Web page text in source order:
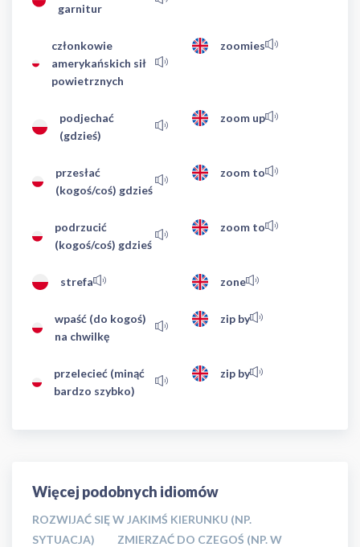
garnitur
członkowie
amerykańskich sił
powietrznych
zoomies
podjechać
(gdzieś)
zoom up
przesłać
(kogoś/coś) gdzieś
zoom to
podrzucić
(kogoś/coś) gdzieś
zoom to
strefa zone
wpaść (do kogoś)
na chwilkę
zip by
przelecieć (minąć
bardzo szybko)
zip by
Więcej podobnych idiomów
ROZWIJAĆ SIĘ W JAKIMŚ KIERUNKU (NP.
SYTUACJA)
ZMIERZAĆ DO CZEGOŚ (NP. W